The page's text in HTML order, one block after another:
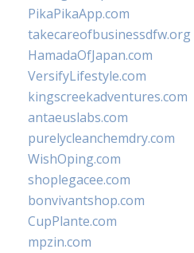
PikaPikaApp.com
takecareofbusinessdfw.org
HamadaOfJapan.com
VersifyLifestyle.com
kingscreekadventures.com
antaeuslabs.com
purelycleanchemdry.com
WishOping.com
shoplegacee.com
bonvivantshop.com
CupPlante.com
mpzin.com